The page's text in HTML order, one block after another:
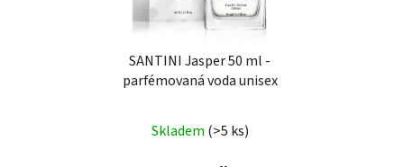
SANTINI Jasper 50 ml -
parfémovaná voda unisex
Skladem (>5 ks)